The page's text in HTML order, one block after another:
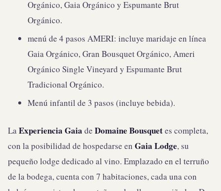
Orgánico, Gaia Orgánico y Espumante Brut
Orgánico.
menú de 4 pasos AMERI: incluye maridaje en línea
Gaia Orgánico, Gran Bousquet Orgánico, Ameri
Orgánico Single Vineyard y Espumante Brut
Tradicional Orgánico.
Menú infantil de 3 pasos (incluye bebida).
LaExperiencia Gaia de Domaine Bousquetes completa,
con la posibilidad de hospedarse en Gaia Lodge, su
pequeño lodge dedicado al vino. Emplazado en el terruño
de la bodega, cuenta con 7 habitaciones, cada una con